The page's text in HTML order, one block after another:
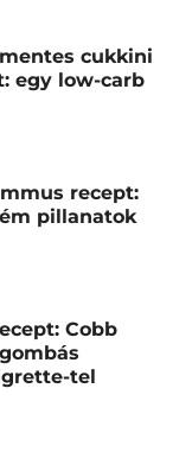
cukkini
egy low-carb
recept:
pillanatok
Cobb
tel